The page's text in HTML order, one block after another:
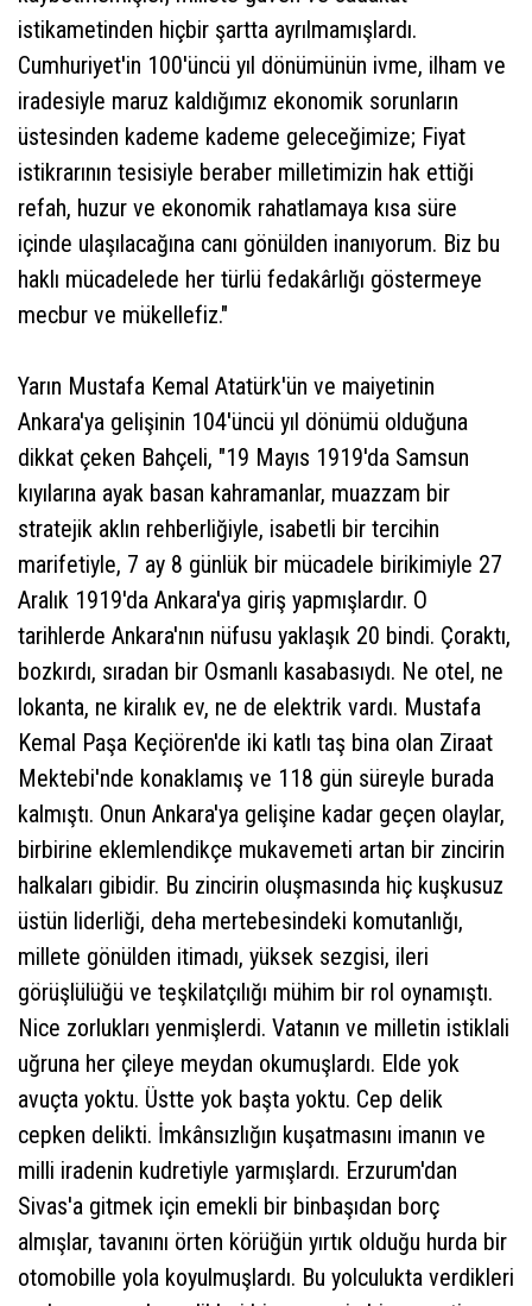
istikametinden hiçbir şartta ayrılmamışlardı.
Cumhuriyet'in 100'üncü yıl dönümünün ivme, ilham ve
iradesiyle maruz kaldığımız ekonomik sorunların
üstesinden kademe kademe geleceğimize; Fiyat
istikrarının tesisiyle beraber milletimizin hak ettiği
refah, huzur ve ekonomik rahatlamaya kısa süre
içinde ulaşılacağına canı gönülden inanıyorum. Biz bu
haklı mücadelede her türlü fedakârlığı göstermeye
mecbur ve mükellefiz."
Yarın Mustafa Kemal Atatürk'ün ve maiyetinin
Ankara'ya gelişinin 104'üncü yıl dönümü olduğuna
dikkat çeken Bahçeli, "19 Mayıs 1919'da Samsun
kıyılarına ayak basan kahramanlar, muazzam bir
stratejik aklın rehberliğiyle, isabetli bir tercihin
marifetiyle, 7 ay 8 günlük bir mücadele birikimiyle 27
Aralık 1919'da Ankara'ya giriş yapmışlardır. O
tarihlerde Ankara'nın nüfusu yaklaşık 20 bindi. Çoraktı,
bozkırdı, sıradan bir Osmanlı kasabasıydı. Ne otel, ne
lokanta, ne kiralık ev, ne de elektrik vardı. Mustafa
Kemal Paşa Keçiören'de iki katlı taş bina olan Ziraat
Mektebi'nde konaklamış ve 118 gün süreyle burada
kalmıştı. Onun Ankara'ya gelişine kadar geçen olaylar,
birbirine eklemlendikçe mukavemeti artan bir zincirin
halkaları gibidir. Bu zincirin oluşmasında hiç kuşkusuz
üstün liderliği, deha mertebesindeki komutanlığı,
millete gönülden itimadı, yüksek sezgisi, ileri
görüşlülüğü ve teşkilatçılığı mühim bir rol oynamıştı.
Nice zorlukları yenmişlerdi. Vatanın ve milletin istiklali
uğruna her çileye meydan okumuşlardı. Elde yok
avuçta yoktu. Üstte yok başta yoktu. Cep delik
cepken delikti. İmkânsızlığın kuşatmasını imanın ve
milli iradenin kudretiyle yarmışlardı. Erzurum'dan
Sivas'a gitmek için emekli bir binbaşıdan borç
almışlar, tavanını örten körüğün yırtık olduğu hurda bir
otomobille yola koyulmuşlardı. Bu yolculukta verdikleri